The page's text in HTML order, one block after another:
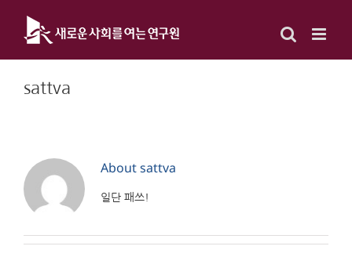
content
sattva
Aboutsattva
일단 패쓰!